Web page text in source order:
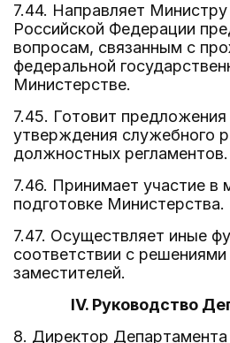
7.44. Направляет
Российской Федерации
вопросам, связанным с
федеральной
Министерстве.
7.45. Готовит
утверждения служебного
должностных регламентов.
7.46. Принимает участие в
подготовке Министерства.
7.47. Осуществляет иные
соответствии с
заместителей.
IV. Руководство
8. Директор Департамента